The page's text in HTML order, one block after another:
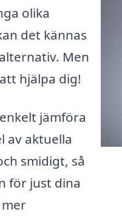
olika
det kännas
Men
hjälpa dig!
jämföra
av aktuella
smidigt, så
för just dina